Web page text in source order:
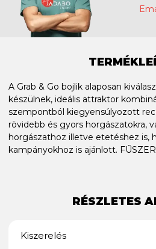
A Grab & Go bojlik alaposan
készülnek, ideális attraktor
szempontból kiegyensúlyozott
rövidebb és gyors horgászatokra,
horgászathoz illetve etetéshez is,
kampányokhoz is ajánlott.
RÉSZLETES
Kiszerelés